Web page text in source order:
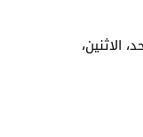
الاثنين،